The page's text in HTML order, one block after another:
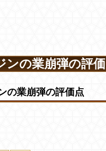
ンの業崩弾の評価
の業崩弾の評価点